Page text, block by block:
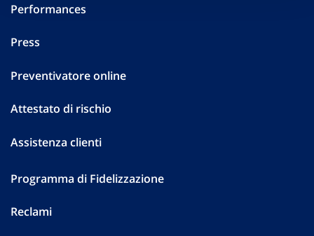
Performances
Press
Preventivatore online
Attestato di rischio
Assistenza clienti
Programma di Fidelizzazione
Reclami